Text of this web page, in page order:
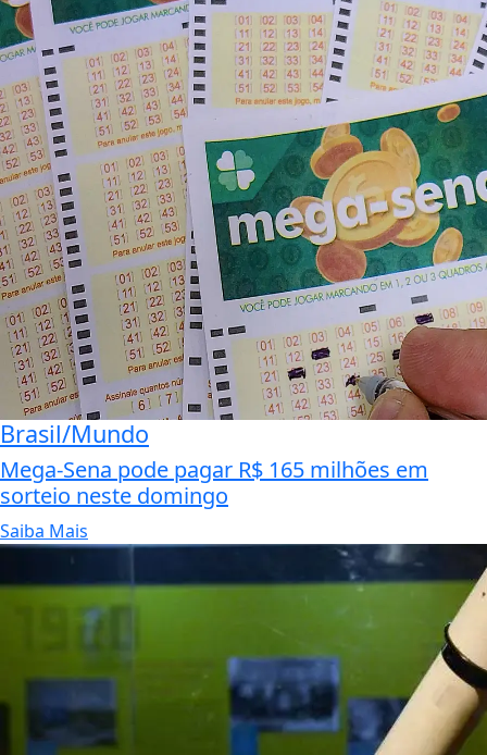
Brasil/Mundo
Mega-Sena pode pagar R$ 165 milhões em
sorteio neste domingo
Saiba Mais